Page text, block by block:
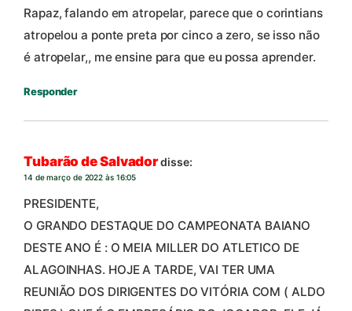
Rapaz, falando em atropelar, parece que o corintians
atropelou a ponte preta por cinco a zero, se isso não
é atropelar,, me ensine para que eu possa aprender.
Responder
Tubarão de Salvadordisse:
14 de março de 2022 às 16:05
PRESIDENTE,
O GRANDO DESTAQUE DO CAMPEONATA BAIANO
DESTE ANO É : O MEIA MILLER DO ATLETICO DE
ALAGOINHAS. HOJE A TARDE, VAI TER UMA
REUNIÃO DOS DIRIGENTES DO VITÓRIA COM ( ALDO